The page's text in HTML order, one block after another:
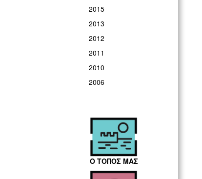
2015
2013
2012
2011
2010
2006
Ο ΤΟΠΟΣ ΜΑΣ